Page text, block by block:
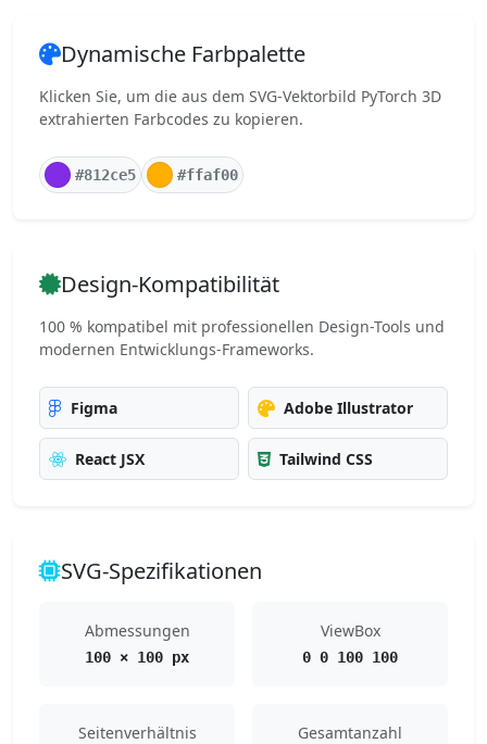
Dynamische Farbpalette
Klicken Sie, um die aus dem SVG-Vektorbild PyTorch 3D
extrahierten Farbcodes zu kopieren.
#812ce5 #ffaf00
Design-Kompatibilität
100 % kompatibel mit professionellen Design-Tools und
modernen Entwicklungs-Frameworks.
Figma Adobe Illustrator
React JSX Tailwind CSS
SVG-Spezifikationen
Abmessungen
100 × 100 px
ViewBox
0 0 100 100
Seitenverhältnis
Gesamtanzahl